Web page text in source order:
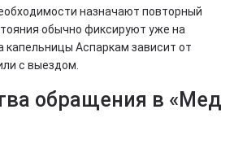
назначают повторный
обычно фиксируют уже на
Аспаркам зависит от
с выездом.
обращения в «Мед